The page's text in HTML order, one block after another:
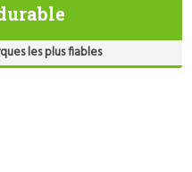
les plus fiables